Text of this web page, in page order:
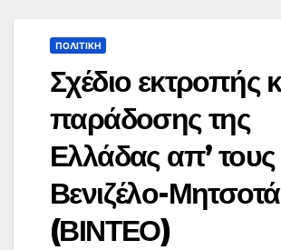
ΠΟΛΙΤΙΚΉ
Σχέδιο εκτροπής
παράδοσης της
Ελλάδας απ’ τους
Βενιζέλο-
(ΒΙΝΤΕΟ)